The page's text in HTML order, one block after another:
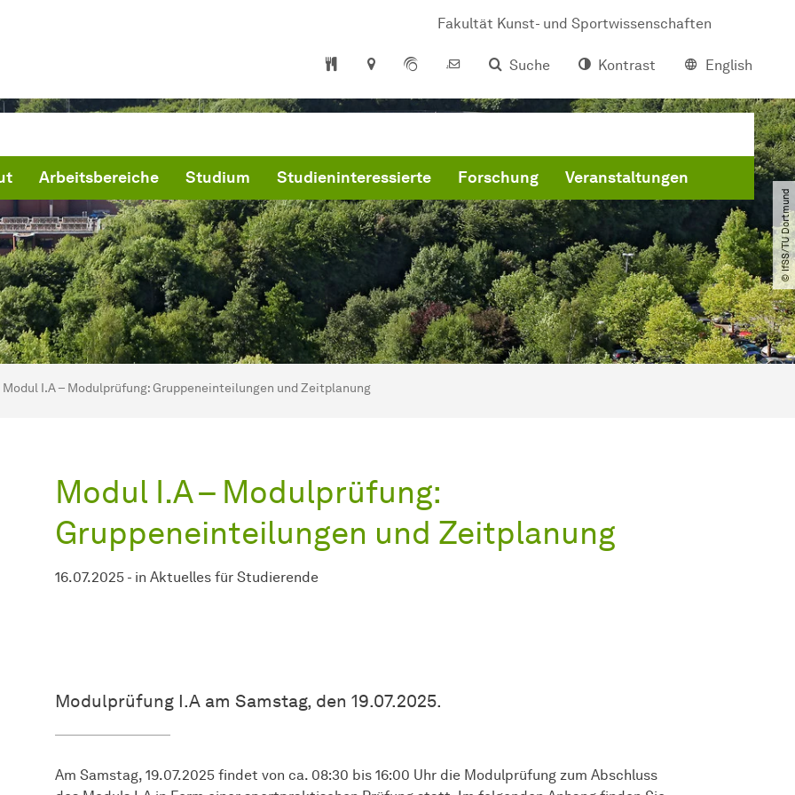
Fakultät Kunst- und Sportwissenschaften
Suche
Kontrast English
Arbeitsbereiche Studium Studieninteressierte Forschung Veranstaltungen
© IfSS​/​TU Dortmund
hier:des Sportinstituts der TU Dortmund
Modul I.A – Modulprüfung: Gruppeneinteilungen und Zeitplanung
Modul I.A – Modulprüfung:
Gruppeneinteilungen und Zeitplanung
16.07.2025 - in Aktuelles für Studierende
Modulprüfung I.A am Samstag, den 19.07.2025.
Am Samstag, 19.07.2025 findet von ca. 08:30 bis 16:00 Uhr die Modulprüfung zum Abschluss